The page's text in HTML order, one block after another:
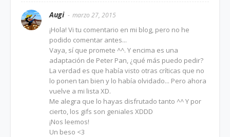
Augi marzo 27, 2015
¡Hola! Vi tu comentario en mi blog, pero no he
podido comentar antes...
Vaya, sí que promete ^^. Y encima es una
adaptación de Peter Pan, ¿qué más puedo pedir?
La verdad es que había visto otras críticas que no
lo ponen tan bien y lo había olvidado... Pero ahora
vuelve a mi lista XD.
Me alegra que lo hayas disfrutado tanto ^^ Y por
cierto, los gifs son geniales XDDD
¡Nos leemos!
Un beso <3